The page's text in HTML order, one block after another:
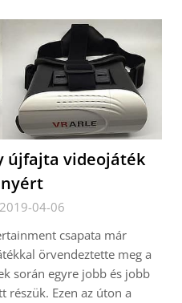
újfajta videojáték
04-06
csapata már
örvendeztette meg a
során egyre jobb és jobb
részük. Ezen az úton a